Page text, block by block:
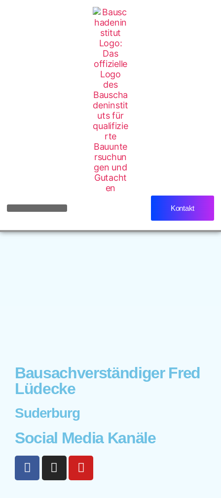
Kontakt
Bausachverständiger Fred
Lüdecke
Suderburg
Social Media Kanäle